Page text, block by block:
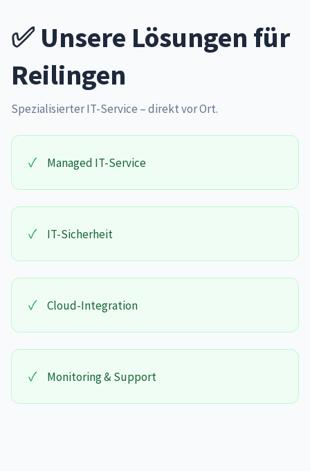
✅ Unsere Lösungen für
Reilingen
Spezialisierter IT-Service – direkt vor Ort.
✓ Managed IT-Service
✓ IT-Sicherheit
✓ Cloud-Integration
✓ Monitoring & Support